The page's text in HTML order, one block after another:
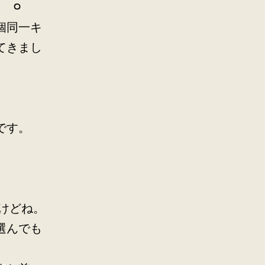
同一キ
きまし
。
どね。
んでも